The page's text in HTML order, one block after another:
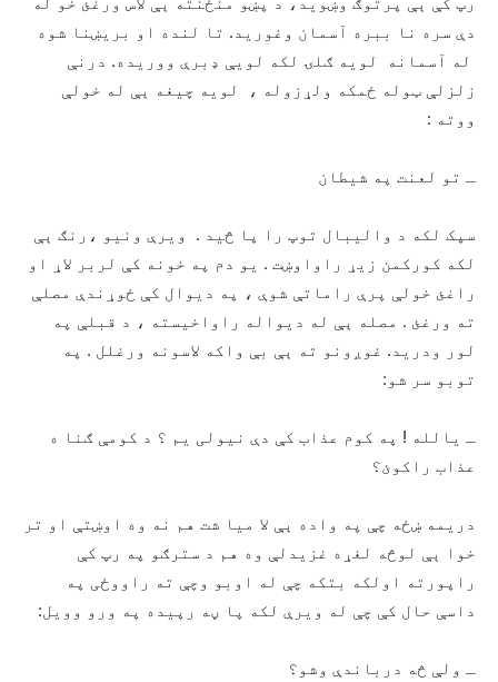
دې سره نا ببره آسمان وغورید. تا لنده او بریښنا شوه
له آسمانه لویه ګلۍ لکه لویې ډبرې ووریده. درنې
زلزلې ټوله ځمکه ولړزوله ، لویه چیغه ېې له خولې
ووته :
ـ تو لعنت په شیطان
سپک لکه د والیبال توپ را پا څید . ویرې ونیو ،رنګ ېې
لکه کورکمن زیړ راواوښت . یو دم په خونه کې لربر لاړ او
راغئ خولې پرې راماتې شوې ، په دیوال کې ځوړندې مصلې
ته ورغئ . مصله ېې له دیواله راواخیسته ، د قبلې په
لور ودرید. غوږونو ته ېې بې واکه لاسونه ورغلل . په
توبو سر شو:
ـ یالله ! په کوم عذاب کې دې نیولی یم ؟ د کومې ګنا ه
عذاب راکوئ؟
دریمه ښځه چې په واده ېې لا میا شت هم نه وه اوښتې او تر
خوا ېې لوڅه لغړه غزیدلې وه هم د سترګو په رپ کې
راپورته اولکه بتکه چې له اوبو وچې ته راووځی په
داسې حال کې چې له ویرې لکه پا ڼه رپیده په ورو وویل:
ـ ولې څه درباندې وشو؟